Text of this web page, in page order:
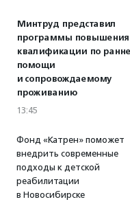
Минтруд представил
программы повышения
квалификации по
помощи
и сопровождаемому
проживанию
13:45
Фонд «Катрен» поможет
внедрить современные
подходы к детской
реабилитации
в Новосибирске